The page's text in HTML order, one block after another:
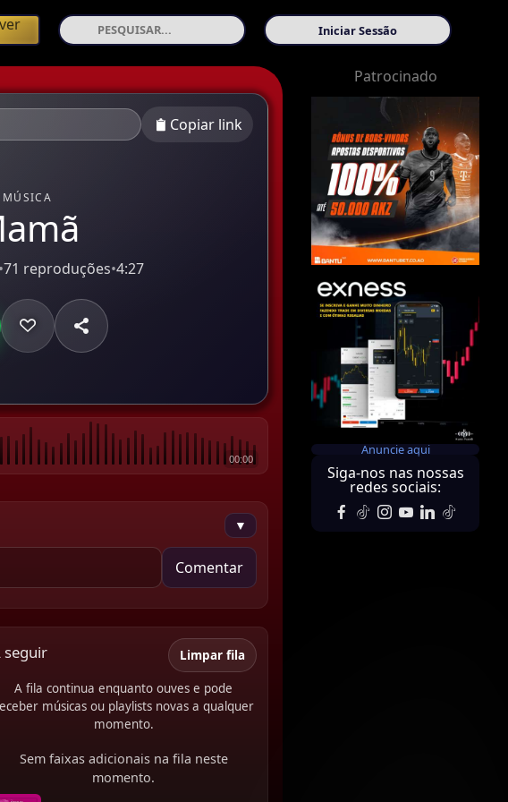
Iniciar Sessão
Copiar link
MÚSICA
•71 reproduções•4:27
00:00
▼
Comentar
seguir Limpar fila
A fila continua enquanto ouves e pode
músicas ou playlists novas a qualquer
momento.
Sem faixas adicionais na fila neste
momento.
Patrocinado
Anuncie aqui
Siga-nos nas nossas
redes sociais: